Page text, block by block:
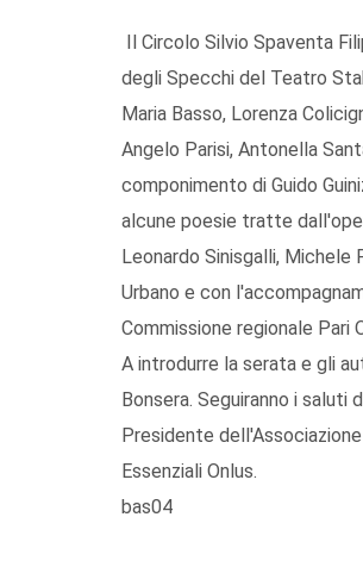
Il Circolo Silvio Spaventa
degli Specchi del Teatro
Maria Basso, Lorenza
Angelo Parisi, Antonella
componimento di Guido
alcune poesie tratte
Leonardo Sinisgalli, Michele
Urbano e con
Commissione regionale
A introdurre la serata e gli
Bonsera. Seguiranno i saluti
Presidente
Essenziali Onlus.
bas04